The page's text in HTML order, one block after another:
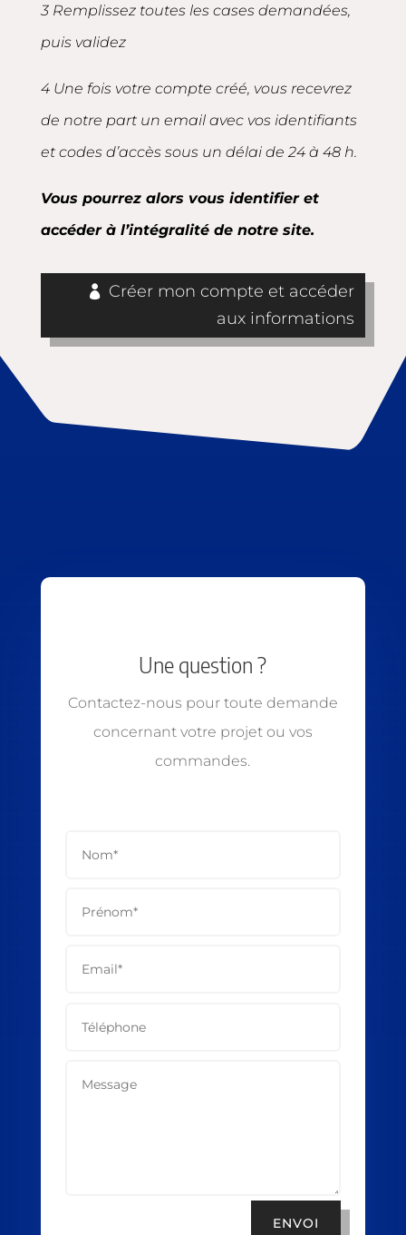
3 Remplissez toutes les cases demandées,
puis validez
4 Une fois votre compte créé, vous recevrez
de notre part un email avec vos identifiants
et codes d’accès sous un délai de 24 à 48 h.
Vous pourrez alors vous identifier et
accéder à l’intégralité de notre site.
Créer mon compte et accéder
aux informations
Une question ?
Contactez-nous pour toute demande
concernant votre projet ou vos
commandes.
ENVOI